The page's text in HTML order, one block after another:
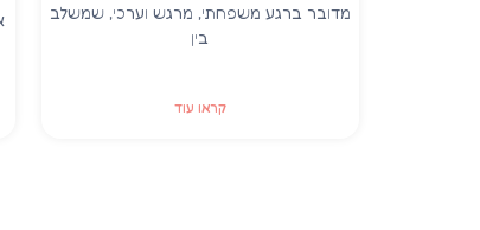
מדובר ברגע משפחתי, מרגש וערכי, שמשלב
בין
קראו עוד